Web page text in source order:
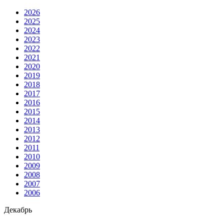
2026
2025
2024
2023
2022
2021
2020
2019
2018
2017
2016
2015
2014
2013
2012
2011
2010
2009
2008
2007
2006
Декабрь